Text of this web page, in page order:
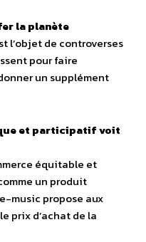
la planète
l’objet de controverses
pour faire
un supplément
et participatif voit
équitable et
un produit
music propose aux
prix d’achat de la